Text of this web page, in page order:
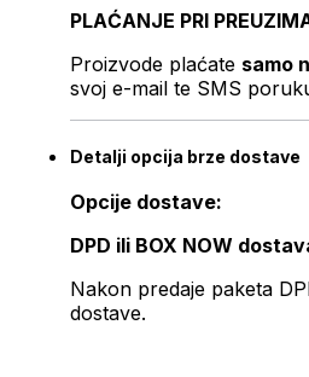
PLAĆANJE PRI
Proizvode plaćate samo
svoj e-mail te SMS
Detalji opcija brze dostave
Opcije dostave:
DPD ili BOX NOW
Nakon predaje paketa
dostave.